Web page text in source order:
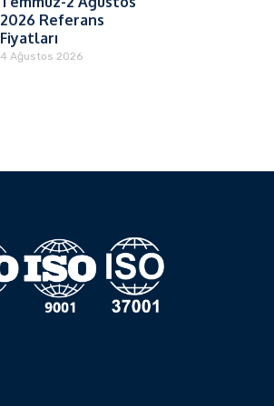
2026 Referans
Fiyatları
4 Ağustos 2026